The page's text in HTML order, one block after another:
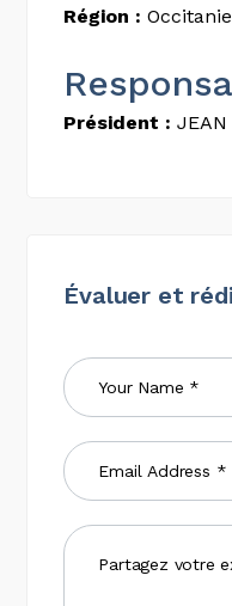
Région : Occitanie
Président : JEAN
Évaluer et